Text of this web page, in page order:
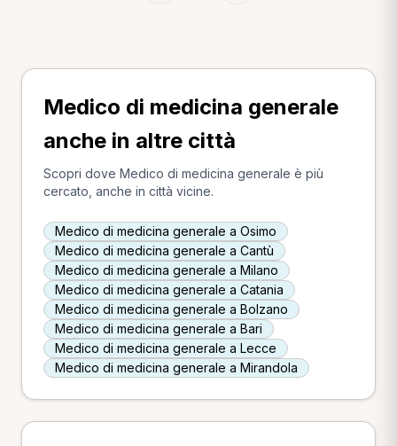
Medico di medicina generale
anche in altre città
Scopri dove Medico di medicina generale è più
cercato, anche in città vicine.
Medico di medicina generale a Osimo
Medico di medicina generale a Cantù
Medico di medicina generale a Milano
Medico di medicina generale a Catania
Medico di medicina generale a Bolzano
Medico di medicina generale a Bari
Medico di medicina generale a Lecce
Medico di medicina generale a Mirandola